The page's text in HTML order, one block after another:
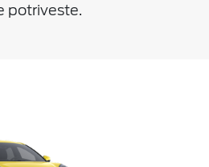
potriveste.